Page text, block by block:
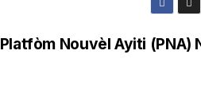
Platfòm Nouvèl Ayiti (PNA)